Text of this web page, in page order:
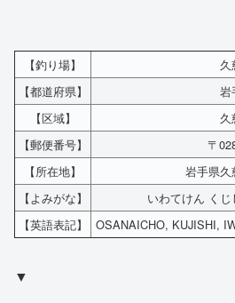
【釣り場】
久
【都道府県】
岩
【区域】
久
【郵便番号】
〒
【所在地】
岩手県久
【よみがな】
いわてけん く
【英語表記】
OSANAICHO, KUJISHI,
▼